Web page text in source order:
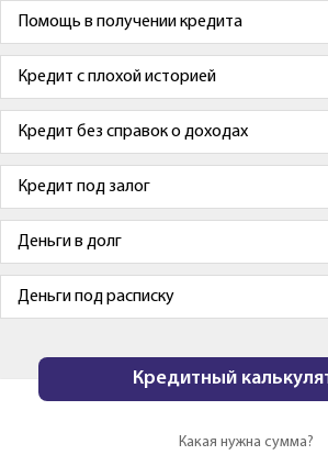
Помощь в получении кредита
Кредит с плохой историей
Кредит без справок о доходах
Кредит под залог
Деньги в долг
Деньги под расписку
Кредитный
Какая нужна сумма?